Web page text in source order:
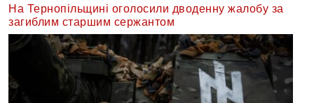
На Тернопільщині оголосили дводенну жалобу за
загиблим старшим сержантом